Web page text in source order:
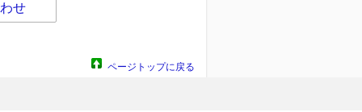
せ
ページトップに戻る